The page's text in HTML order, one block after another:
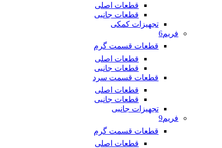
قطعات اصلی
قطعات جانبی
تجهیزات کمکی
فریم6
قطعات قسمت گرم
قطعات اصلی
قطعات جانبی
قطعات قسمت سرد
قطعات اصلی
قطعات جانبی
تجهیزات جانبی
فریم9
قطعات قسمت گرم
قطعات اصلی